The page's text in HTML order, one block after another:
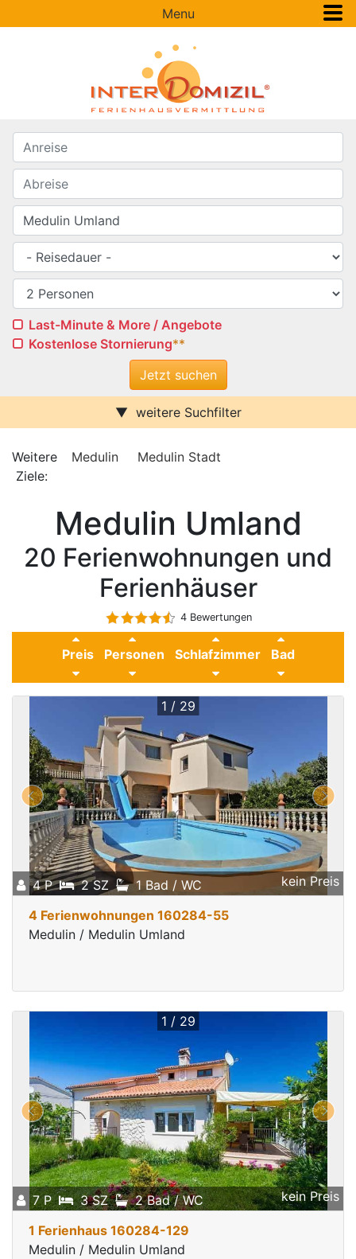
Menu
Last-Minute & More / Angebote
Kostenlose Stornierung**
weitere Suchfilter
Sauna
Kamin
Ferienwohnungen
Pool
Ferienhäuser
Urlaub mit Hund
Parkplatz (ggf. Gebühr)
Behindertenfreundlich
Weitere
Ziele:
Medulin
Medulin Stadt
Medulin Umland
20 Ferienwohnungen und
Ferienhäuser
4 Bewertungen
Preis Personen Schlafzimmer Bad
4 P 2 SZ 1 Bad / WC kein Preis
1 / 29
4 Ferienwohnungen 160284-55
Medulin / Medulin Umland
7 P 3 SZ 2 Bad / WC kein Preis
1 / 29
1 Ferienhaus 160284-129
Medulin / Medulin Umland